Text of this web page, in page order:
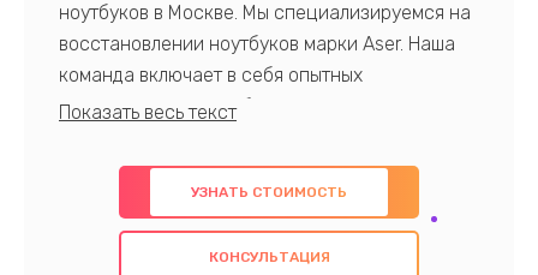
ноутбуков в Москве. Мы специализируемся на
восстановлении ноутбуков марки Aser. Наша
команда включает в себя опытных
профессионалов с обширными знаниями и
предлагаем быстрый и качественный ремонт с
использованием оригинальных компонентов, а
также гарантируем качество всех
проведенных работ. Наша цель - предоставить
УЗНАТЬ СТОИМОСТЬ
КОНСУЛЬТАЦИЯ